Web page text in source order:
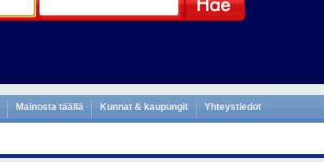
Mainosta täällä Kunnat & kaupungit Yhteystiedot